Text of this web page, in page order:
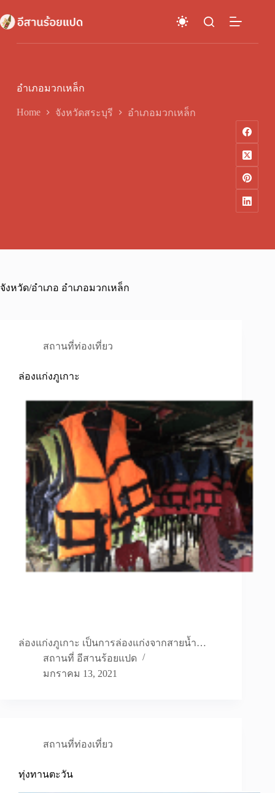
to
content
อำเภอมวกเหล็ก
Home จังหวัดสระบุรี อำเภอมวกเหล็ก
จังหวัด/อำเภอ อำเภอมวกเหล็ก
สถานที่ท่องเที่ยว
ล่องแก่งภูเกาะ
ล่องแก่งภูเกาะ เป็นการล่องแก่งจากสายน้ำ…
สถานที่ อีสานร้อยแปด
มกราคม 13, 2021
สถานที่ท่องเที่ยว
ทุ่งทานตะวัน